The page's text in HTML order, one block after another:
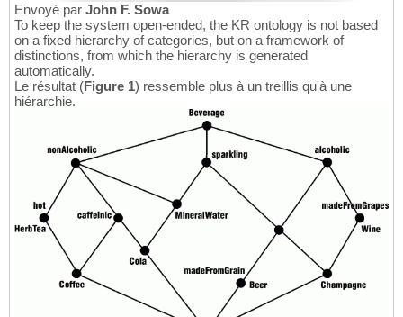
Envoyé par John F. Sowa
To keep the system open-ended, the KR ontology is not based
on a fixed hierarchy of categories, but on a framework of
distinctions, from which the hierarchy is generated
automatically.
Le résultat (Figure 1) ressemble plus à un treillis qu'à une
hiérarchie.